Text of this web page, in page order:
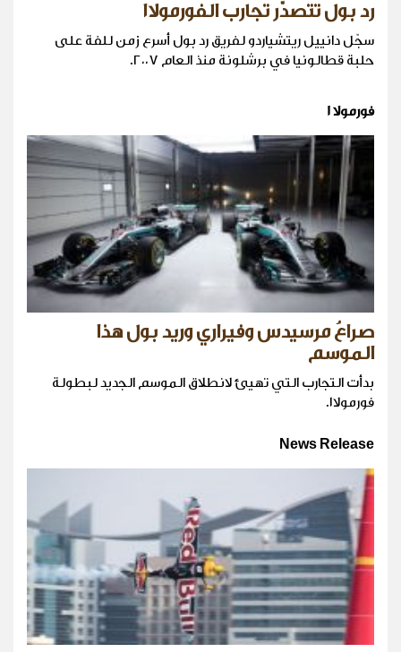
رد بول تتصدّر تجارب الفورمولا١
سجّل دانييل ريتشياردو لفريق رد بول أسرع زمن للفة على
حلبة قطالونيا في برشلونة منذ العام ٢٠٠٧.
فورمولا 1
صراعُ مرسيدس وفيراري وريد بول هذا
الموسم
بدأت التجارب التي تهيئ لانطلاق الموسم الجديد لبطولة
فورمولا١.
News Release